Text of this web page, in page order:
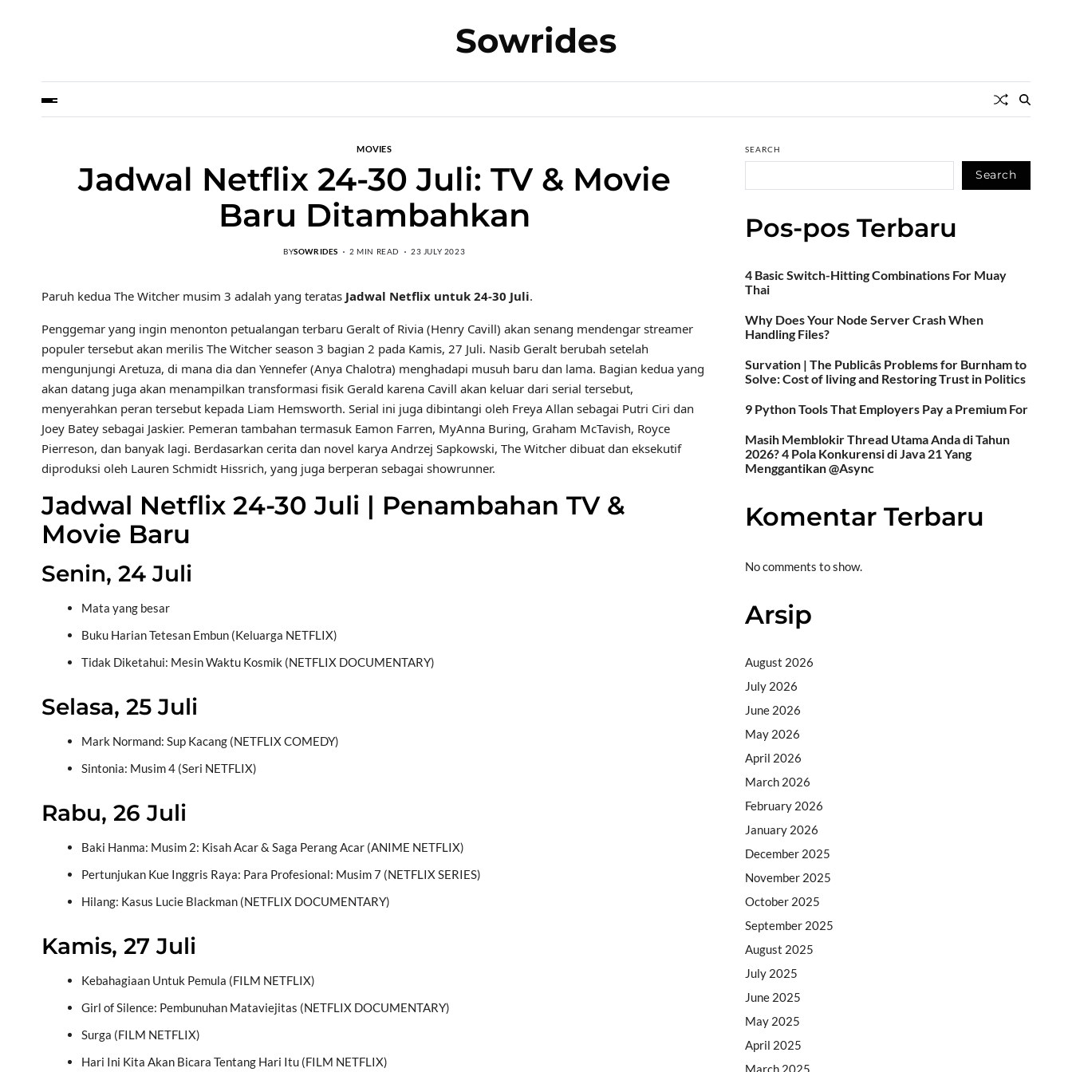
Sowrides
MOVIES
Jadwal Netflix 24-30 Juli: TV & Movie
Baru Ditambahkan
BYSOWRIDES 2 MIN READ 23 JULY 2023
Paruh kedua The Witcher musim 3 adalah yang teratas Jadwal Netflix untuk 24-30 Juli.
Penggemar yang ingin menonton petualangan terbaru Geralt of Rivia (Henry Cavill) akan senang mendengar streamer
populer tersebut akan merilis The Witcher season 3 bagian 2 pada Kamis, 27 Juli. Nasib Geralt berubah setelah
mengunjungi Aretuza, di mana dia dan Yennefer (Anya Chalotra) menghadapi musuh baru dan lama. Bagian kedua yang
akan datang juga akan menampilkan transformasi fisik Gerald karena Cavill akan keluar dari serial tersebut,
menyerahkan peran tersebut kepada Liam Hemsworth. Serial ini juga dibintangi oleh Freya Allan sebagai Putri Ciri dan
Joey Batey sebagai Jaskier. Pemeran tambahan termasuk Eamon Farren, MyAnna Buring, Graham McTavish, Royce
Pierreson, dan banyak lagi. Berdasarkan cerita dan novel karya Andrzej Sapkowski, The Witcher dibuat dan eksekutif
diproduksi oleh Lauren Schmidt Hissrich, yang juga berperan sebagai showrunner.
Jadwal Netflix 24-30 Juli | Penambahan TV &
Movie Baru
Senin, 24 Juli
Mata yang besar
Buku Harian Tetesan Embun (Keluarga NETFLIX)
Tidak Diketahui: Mesin Waktu Kosmik (NETFLIX DOCUMENTARY)
Selasa, 25 Juli
Mark Normand: Sup Kacang (NETFLIX COMEDY)
Sintonia: Musim 4 (Seri NETFLIX)
Rabu, 26 Juli
Baki Hanma: Musim 2: Kisah Acar & Saga Perang Acar (ANIME NETFLIX)
Pertunjukan Kue Inggris Raya: Para Profesional: Musim 7 (NETFLIX SERIES)
Hilang: Kasus Lucie Blackman (NETFLIX DOCUMENTARY)
Kamis, 27 Juli
Kebahagiaan Untuk Pemula (FILM NETFLIX)
Girl of Silence: Pembunuhan Mataviejitas (NETFLIX DOCUMENTARY)
Surga (FILM NETFLIX)
Hari Ini Kita Akan Bicara Tentang Hari Itu (FILM NETFLIX)
SEARCH
Search
Pos-pos Terbaru
4 Basic Switch-Hitting Combinations For Muay
Thai
Why Does Your Node Server Crash When
Handling Files?
Survation | The Publicâs Problems for Burnham to
Solve: Cost of living and Restoring Trust in Politics
9 Python Tools That Employers Pay a Premium For
Masih Memblokir Thread Utama Anda di Tahun
2026? 4 Pola Konkurensi di Java 21 Yang
Menggantikan @Async
Komentar Terbaru
No comments to show.
Arsip
August 2026
July 2026
June 2026
May 2026
April 2026
March 2026
February 2026
January 2026
December 2025
November 2025
October 2025
September 2025
August 2025
July 2025
June 2025
May 2025
April 2025
March 2025